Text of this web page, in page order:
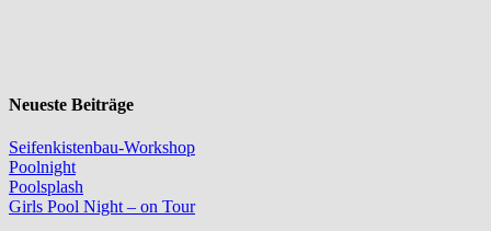
Neueste Beiträge
Seifenkistenbau-Workshop
Poolnight
Poolsplash
Girls Pool Night – on Tour